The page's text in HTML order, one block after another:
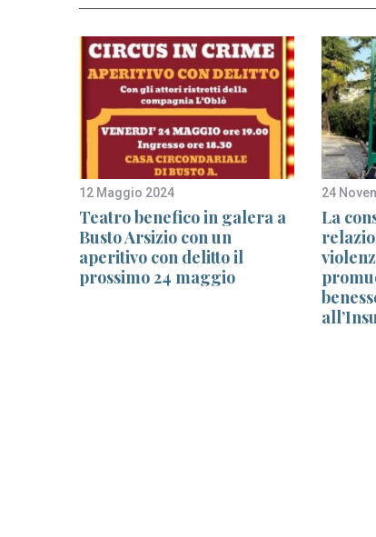
12 Maggio 2024
Teatro benefico in galera a
Busto Arsizio con un
aperitivo con delitto il
prossimo 24 maggio
24
La